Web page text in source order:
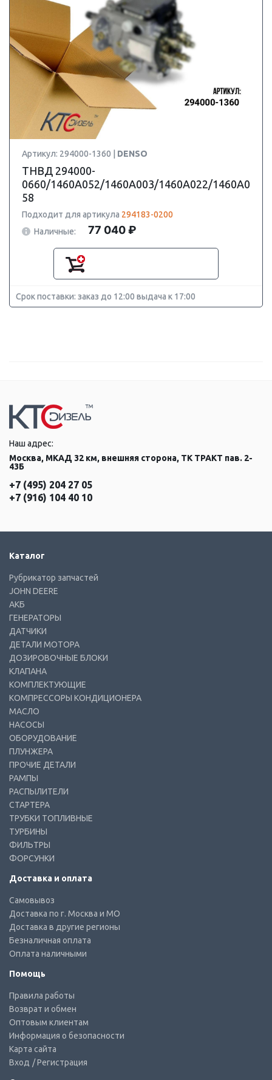
Артикул: 294000-1360 | DENSO
ТНВД 294000-
0660/1460A052/1460A003/1460A022/1460A0
58
Подходит для артикула 294183-0200
Наличные:
77 040 ₽
Срок поставки: заказ до 12:00 выдача к 17:00
Наш адрес:
Москва, МКАД 32 км, внешняя сторона, ТК ТРАКТ пав. 2-
43Б
+7 (495) 204 27 05
+7 (916) 104 40 10
Каталог
Рубрикатор запчастей
JOHN DEERE
АКБ
ГЕНЕРАТОРЫ
ДАТЧИКИ
ДЕТАЛИ МОТОРА
ДОЗИРОВОЧНЫЕ БЛОКИ
КЛАПАНА
КОМПЛЕКТУЮЩИЕ
КОМПРЕССОРЫ КОНДИЦИОНЕРА
МАСЛО
НАСОСЫ
ОБОРУДОВАНИЕ
ПЛУНЖЕРА
ПРОЧИЕ ДЕТАЛИ
РАМПЫ
РАСПЫЛИТЕЛИ
СТАРТЕРА
ТРУБКИ ТОПЛИВНЫЕ
ТУРБИНЫ
ФИЛЬТРЫ
ФОРСУНКИ
Доставка и оплата
Самовывоз
Доставка по г. Москва и МО
Доставка в другие регионы
Безналичная оплата
Оплата наличными
Помощь
Правила работы
Возврат и обмен
Оптовым клиентам
Информация о безопасности
Карта сайта
Вход / Регистрация